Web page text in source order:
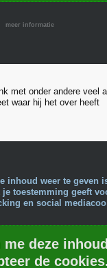
meer informatie
met onder andere veel
waar hij het over heeft
inhoud weer te geven
toestemming geeft
en social
deze inhoud
de